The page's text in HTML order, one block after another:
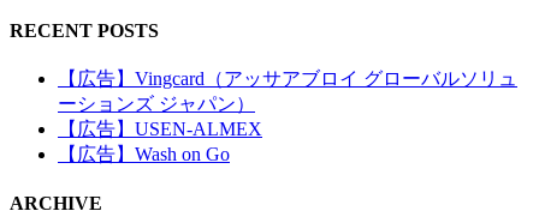
RECENT POSTS
【広告】Vingcard（アッサアブロイ グローバルソリュ
ーションズ ジャパン）
【広告】USEN-ALMEX
【広告】Wash on Go
ARCHIVE